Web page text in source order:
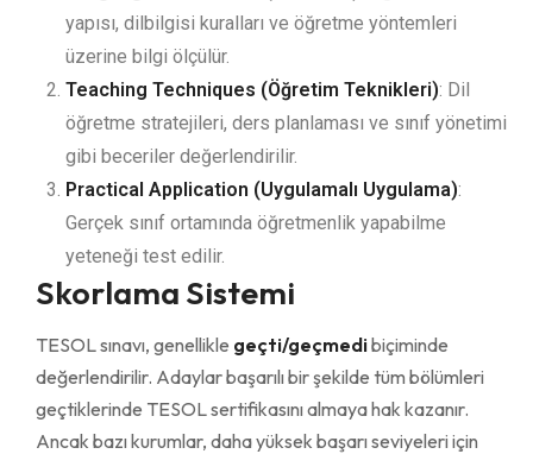
yapısı, dilbilgisi kuralları ve öğretme yöntemleri
üzerine bilgi ölçülür.
Teaching Techniques (Öğretim Teknikleri): Dil
öğretme stratejileri, ders planlaması ve sınıf yönetimi
gibi beceriler değerlendirilir.
Practical Application (Uygulamalı Uygulama):
Gerçek sınıf ortamında öğretmenlik yapabilme
yeteneği test edilir.
Skorlama Sistemi
TESOL sınavı, genellikle geçti/geçmedibiçiminde
değerlendirilir. Adaylar başarılı bir şekilde tüm bölümleri
geçtiklerinde TESOL sertifikasını almaya hak kazanır.
Ancak bazı kurumlar, daha yüksek başarı seviyeleri için